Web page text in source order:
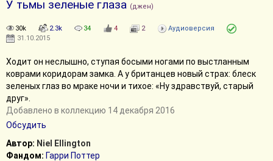
У тьмы зеленые глаза (джен)
30k 2.3k 34 4 2
Аудиоверсия
31.10.2015
Ходит он неслышно, ступая босыми ногами по выстланным
коврами коридорам замка. А у британцев новый страх: блеск
зеленых глаз во мраке ночи и тихое: «Ну здравствуй, старый
друг».
Добавлено в коллекцию 14 декабря 2016
Обсудить
Автор: Niel Ellington
Фандом: Гарри Поттер